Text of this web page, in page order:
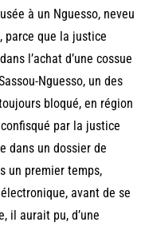
à un Nguesso, neveu
parce que la justice
l’achat d’une cossue
Nguesso, un des
bloqué, en région
par la justice
dans un dossier de
un premier temps,
avant de se
il aurait pu, d’une